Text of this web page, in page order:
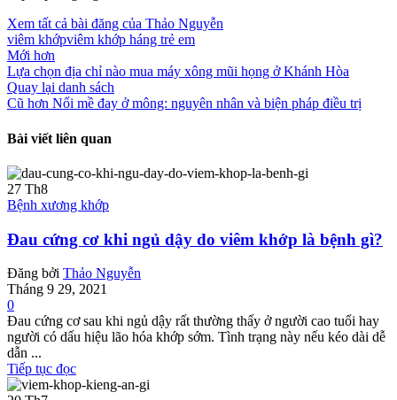
Xem tất cả bài đăng của Thảo Nguyễn
viêm khớpviêm khớp háng trẻ em
Mới hơn
Lựa chọn địa chỉ nào mua máy xông mũi họng ở Khánh Hòa
Quay lại danh sách
Cũ hơn Nổi mề đay ở mông: nguyên nhân và biện pháp điều trị
Bài viết liên quan
27 Th8
Bệnh xương khớp
Đau cứng cơ khi ngủ dậy do viêm khớp là bệnh gì?
Đăng bởi Thảo Nguyễn
Tháng 9 29, 2021
0
Đau cứng cơ sau khi ngủ dậy rất thường thấy ở người cao tuổi hay
người có dấu hiệu lão hóa khớp sớm. Tình trạng này nếu kéo dài dễ
dẫn ...
Tiếp tục đọc